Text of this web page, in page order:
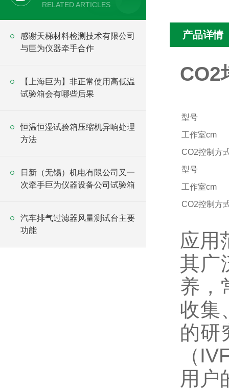
RELATED ARTICLES
感谢天梯材料检测技术有限公司
与巨为仪器牵手合作
【上海巨为】非正常使用高低温
试验箱会有哪些后果
恒温恒湿试验箱压缩机异响处理
方法
日新（无锡）机电有限公司又一
次牵手巨为仪器设备公司试验箱
汽车排气过滤器风量测试台主要
功能
产品详情
CO2
型号
工作室cm
CO2控制方
型号
工作室cm
CO2控制方
应用
其广
养，
收集
的研
（
用户